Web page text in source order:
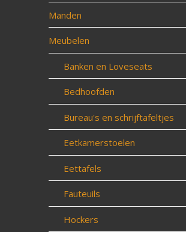
Manden
Meubelen
Banken en Loveseats
Bedhoofden
Bureau's en schrijftafeltjes
Eetkamerstoelen
Eettafels
Fauteuils
Hockers